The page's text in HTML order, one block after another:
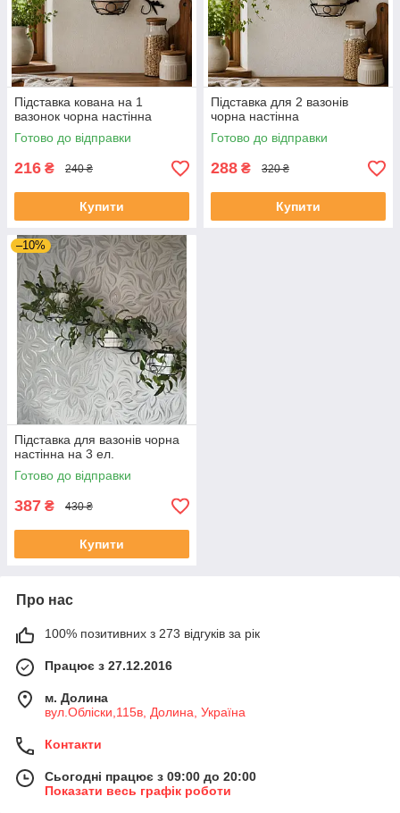
Підставка кована на 1
вазонок чорна настінна
Готово до відправки
216 ₴ 240 ₴
Купити
Підставка для 2 вазонів
чорна настінна
Готово до відправки
288 ₴ 320 ₴
Купити
–10%
Підставка для вазонів чорна
настінна на 3 ел.
Готово до відправки
387 ₴ 430 ₴
Купити
Про нас
100% позитивних з 273 відгуків за рік
Працює з 27.12.2016
м. Долина
вул.Обліски,115в, Долина, Україна
Контакти
Сьогодні працює з 09:00 до 20:00
Показати весь графік роботи